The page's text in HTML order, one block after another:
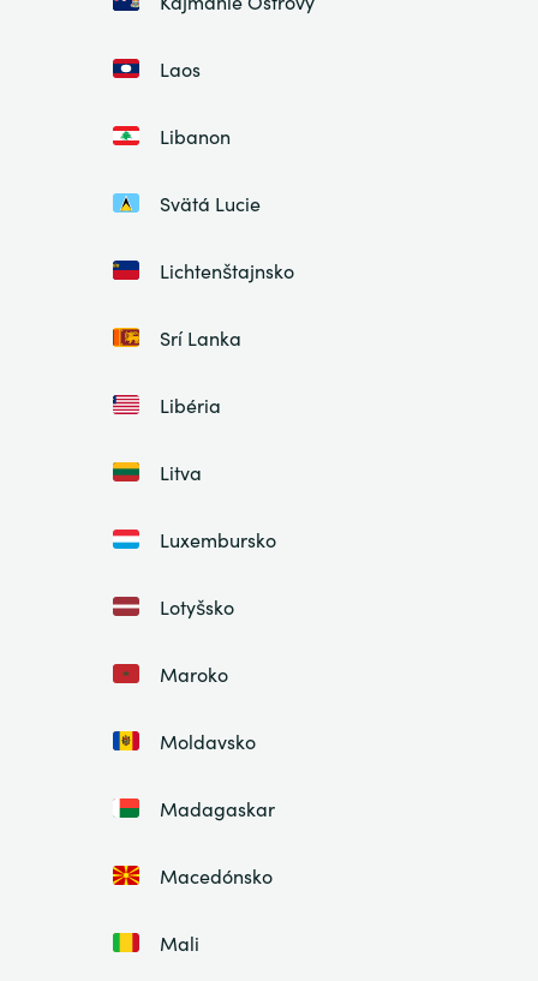
Laos
Libanon
Svätá Lucie
Lichtenštajnsko
Srí Lanka
Libéria
Litva
Luxembursko
Lotyšsko
Maroko
Moldavsko
Madagaskar
Macedónsko
Mali